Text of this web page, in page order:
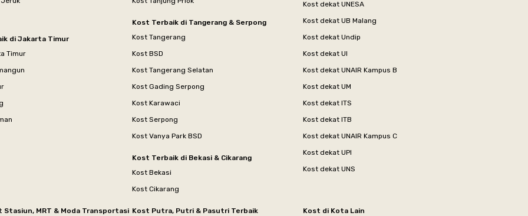
di Jakarta Timur
Timur
Kost Terbaik di Tangerang & Serpong
Kost Tangerang
Kost BSD
Kost Tangerang Selatan
Kost Gading Serpong
Kost Karawaci
Kost Serpong
Kost Vanya Park BSD
Kost Terbaik di Bekasi & Cikarang
Kost Bekasi
Kost Cikarang
Kost dekat UNESA
Kost dekat UB Malang
Kost dekat Undip
Kost dekat UI
Kost dekat UNAIR Kampus B
Kost dekat UM
Kost dekat ITS
Kost dekat ITB
Kost dekat UNAIR Kampus C
Kost dekat UPI
Kost dekat UNS
Stasiun, MRT & Moda Transportasi Kost Putra, Putri & Pasutri Terbaik
Kost di Kota Lain